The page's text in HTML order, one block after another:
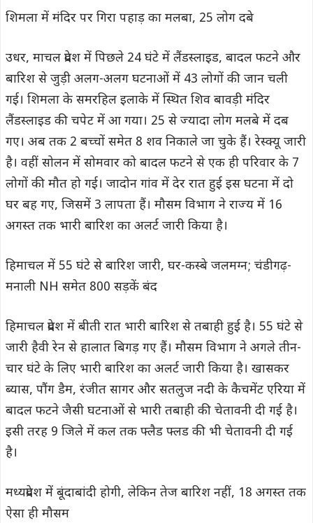
शिमला में मंदिर पर गिरा पहाड़ का मलबा, 25 लोग दबे
उधर, माचल प्रदेश में पिछले 24 घंटे में लैंडस्लाइड, बादल फटने और
बारिश से जुड़ी अलग-अलग घटनाओं में 43 लोगों की जान चली
गई। शिमला के समरहिल इलाके में स्थित शिव बावड़ी मंदिर
लैंडस्लाइड की चपेट में आ गया। 25 से ज्यादा लोग मलबे में दब
गए। अब तक 2 बच्चों समेत 8 शव निकाले जा चुके हैं। रेस्क्यू जारी
है। वहीं सोलन में सोमवार को बादल फटने से एक ही परिवार के 7
लोगों की मौत हो गई। जादोन गांव में देर रात हुई इस घटना में दो
घर बह गए, जिसमें 3 लापता हैं। मौसम विभाग ने राज्य में 16
अगस्त तक भारी बारिश का अलर्ट जारी किया है।
हिमाचल में 55 घंटे से बारिश जारी, घर-कस्बे जलमग्न; चंडीगढ़-
मनाली NH समेत 800 सड़कें बंद
हिमाचल प्रदेश में बीती रात भारी बारिश से तबाही हुई है। 55 घंटे से
जारी हैवी रेन से हालात बिगड़ गए हैं। मौसम विभाग ने अगले तीन-
चार घंटे के लिए भारी बारिश का अलर्ट जारी किया है। खासकर
ब्यास, पौंग डैम, रंजीत सागर और सतलुज नदी के कैचमेंट एरिया में
बादल फटने जैसी घटनाओं से भारी तबाही की चेतावनी दी गई है।
इसी तरह 9 जिले में कल तक फ्लैड फ्लड की भी चेतावनी दी गई
है।
मध्यप्रदेश में बूंदाबांदी होगी, लेकिन तेज बारिश नहीं, 18 अगस्त तक
ऐसा ही मौसम